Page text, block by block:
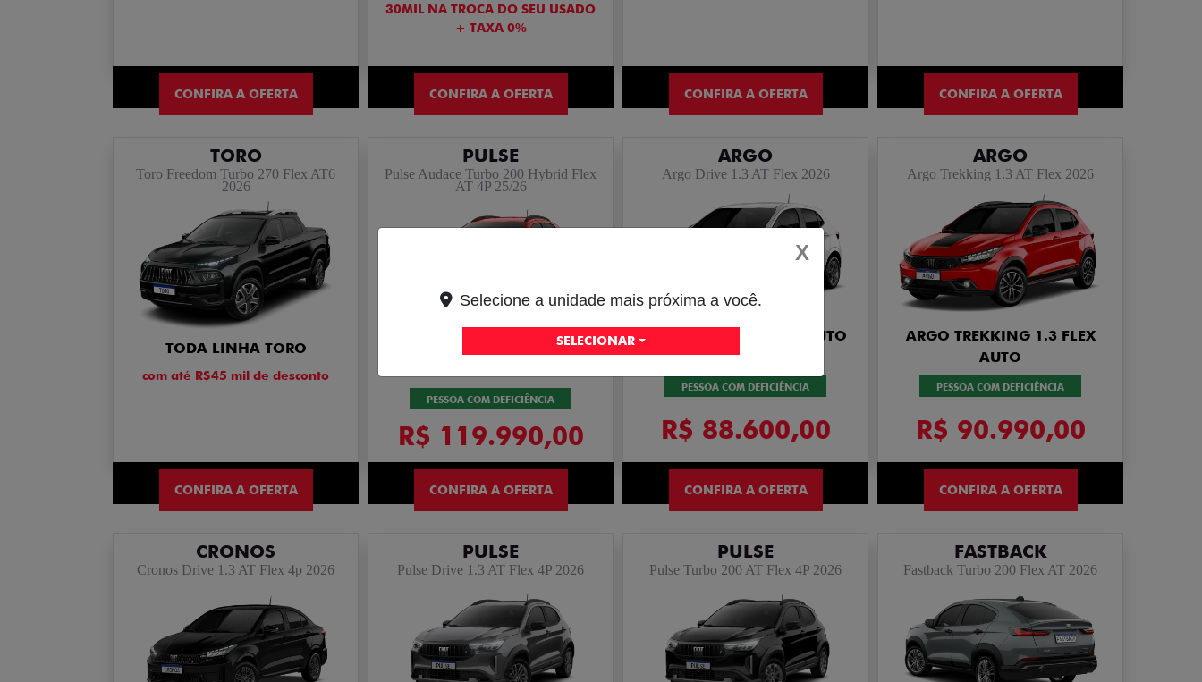
CONFIRA A OFERTA
30MIL NA TROCA DO SEU USADO
+ TAXA 0%
CONFIRA A OFERTA CONFIRA A OFERTA CONFIRA A OFERTA
TORO
Toro Freedom Turbo 270 Flex AT6
2026
TODA LINHA TORO
com até R$45 mil de desconto
CONFIRA A OFERTA
PULSE
Pulse Audace Turbo 200 Hybrid Flex
AT 4P 25/26
PULSE AUDACE TURBO 200
PESSOA COM DEFICIÊNCIA
R$ 119.990,00
CONFIRA A OFERTA
ARGO
Argo Drive 1.3 AT Flex 2026
ARGO DRIVE 1.3 FLEX AUTO
26/27
PESSOA COM DEFICIÊNCIA
R$ 88.600,00
CONFIRA A OFERTA
ARGO
Argo Trekking 1.3 AT Flex 2026
ARGO TREKKING 1.3 FLEX
AUTO
PESSOA COM DEFICIÊNCIA
R$ 90.990,00
CONFIRA A OFERTA
CRONOS
Cronos Drive 1.3 AT Flex 4p 2026
PULSE
Pulse Drive 1.3 AT Flex 4P 2026
PULSE
Pulse Turbo 200 AT Flex 4P 2026
FASTBACK
Fastback Turbo 200 Flex AT 2026
X
Selecione a unidade mais próxima a você.
SELECIONAR